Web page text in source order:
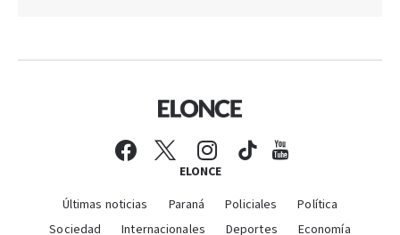
ELONCE
Últimas noticias Paraná Policiales
Política
Sociedad
Internacionales Deportes Economía